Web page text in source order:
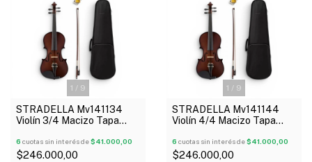
1 / 9
STRADELLA Mv141134
Violín 3/4 Macizo Tapa
Afinadores
6 cuotas sin interés de$41.000,00
$246.000,00
1 / 9
STRADELLA Mv141144
Violín 4/4 Macizo Tapa
Arco Resina
6 cuotas sin interés de$41.000,00
$246.000,00